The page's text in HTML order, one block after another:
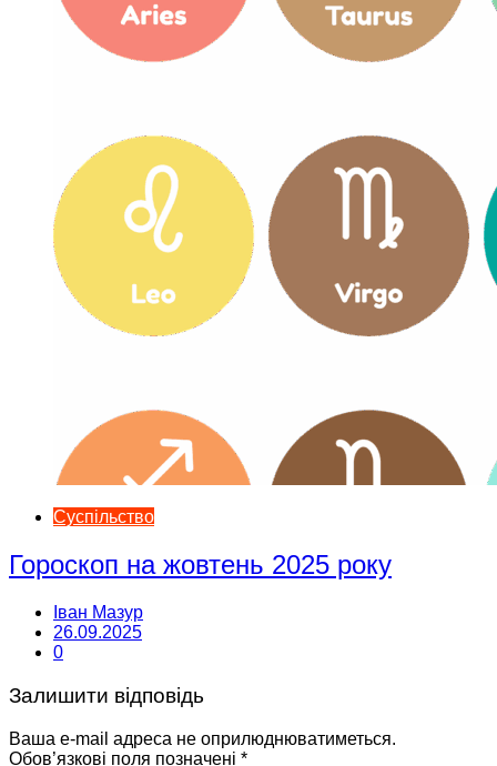
Суспільство
Гороскоп на жовтень 2025 року
Іван Мазур
26.09.2025
0
Залишити відповідь
Ваша e-mail адреса не оприлюднюватиметься.
Обов’язкові поля позначені *